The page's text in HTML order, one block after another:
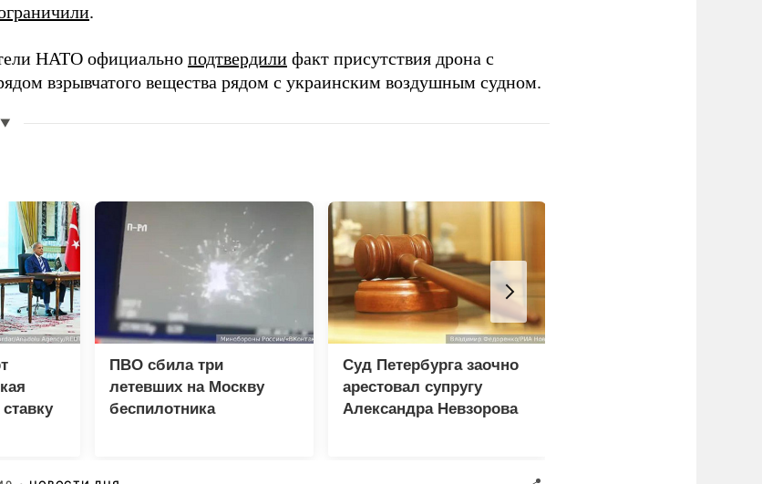
.
НАТО официально подтвердили факт присутствия дрона с
взрывчатого вещества рядом с украинским воздушным судном.
▼
ПВО сбила три
летевших на Москву
беспилотника
Суд Петербурга заочно
арестовал супругу
Александра Невзорова